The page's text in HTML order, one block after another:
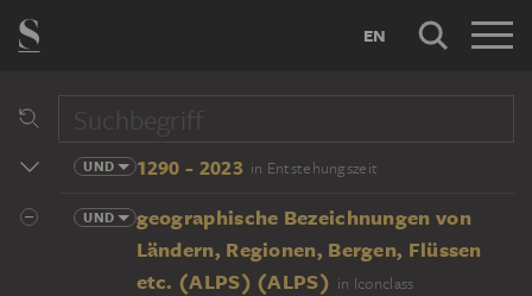
EN
UND 1290 - 2023 in Entstehungszeit
UND
geographische Bezeichnungen von
Ländern, Regionen, Bergen, Flüssen
etc. (ALPS) (ALPS) in Iconclass